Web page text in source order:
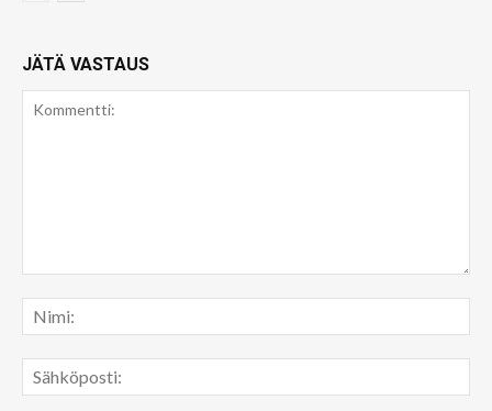
JÄTÄ VASTAUS